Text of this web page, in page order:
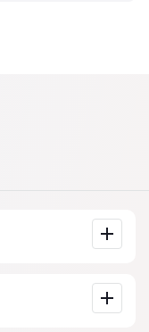
i adrese.